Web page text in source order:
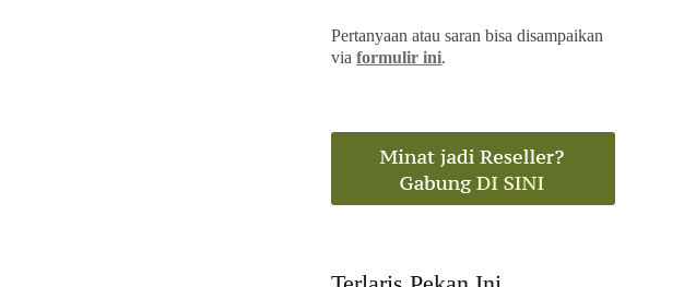
Pertanyaan atau saran bisa disampaikan
viaformulir ini.